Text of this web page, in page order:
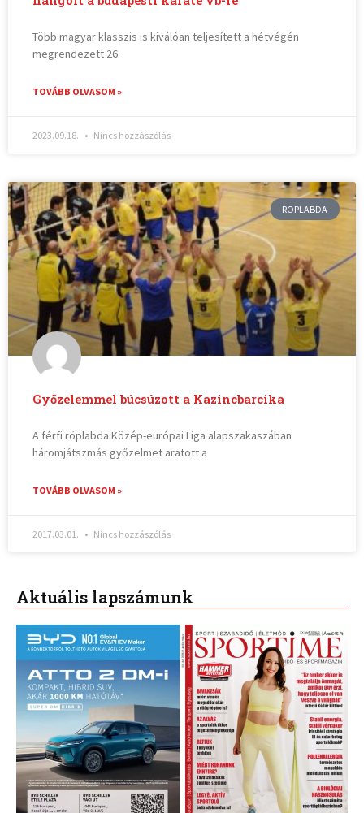
Több magyar klasszis is kiválóan teljesített a hétvégén
megrendezett 26.
TOVÁBB OLVASOM »
2023.09.18. Nincs hozzászólás
RÖPLABDA
Győzelemmel búcsúzott a Kazincbarcika
A férfi röplabda Közép-európai Liga alapszakaszában
háromjátszmás győzelmet aratott a
TOVÁBB OLVASOM »
2017.03.01. Nincs hozzászólás
Aktuális lapszámunk